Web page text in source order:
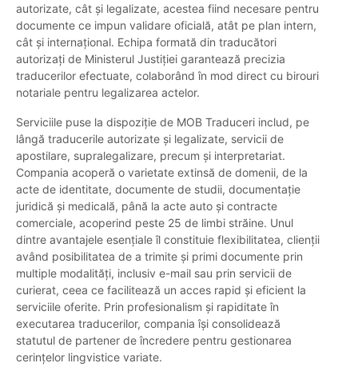
autorizate, cât și legalizate, acestea fiind necesare pentru
documente ce impun validare oficială, atât pe plan intern,
cât și internațional. Echipa formată din traducători
autorizați de Ministerul Justiției garantează precizia
traducerilor efectuate, colaborând în mod direct cu birouri
notariale pentru legalizarea actelor.
Serviciile puse la dispoziție de MOB Traduceri includ, pe
lângă traducerile autorizate și legalizate, servicii de
apostilare, supralegalizare, precum și interpretariat.
Compania acoperă o varietate extinsă de domenii, de la
acte de identitate, documente de studii, documentație
juridică și medicală, până la acte auto și contracte
comerciale, acoperind peste 25 de limbi străine. Unul
dintre avantajele esențiale îl constituie flexibilitatea, clienții
având posibilitatea de a trimite și primi documente prin
multiple modalități, inclusiv e-mail sau prin servicii de
curierat, ceea ce facilitează un acces rapid și eficient la
serviciile oferite. Prin profesionalism și rapiditate în
executarea traducerilor, compania își consolidează
statutul de partener de încredere pentru gestionarea
cerințelor lingvistice variate.